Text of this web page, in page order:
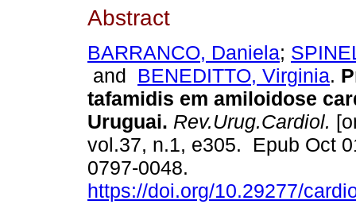
Abstract
BARRANCO, Daniela;
and BENEDITTO, Virginia.
tafamidis em amiloidose
Uruguai. Rev.Urug.Cardiol.
vol.37, n.1, e305. Epub Oct
0797-0048.
https://doi.org/10.29277/